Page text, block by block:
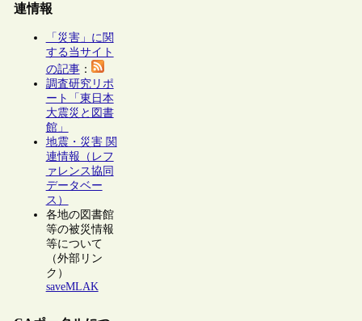
連情報
「災害」に関
する当サイト
の記事：
調査研究リポ
ート「東日本
大震災と図書
館」
地震・災害 関
連情報（レフ
ァレンス協同
データベー
ス）
各地の図書館
等の被災情報
等について
（外部リン
ク）
saveMLAK